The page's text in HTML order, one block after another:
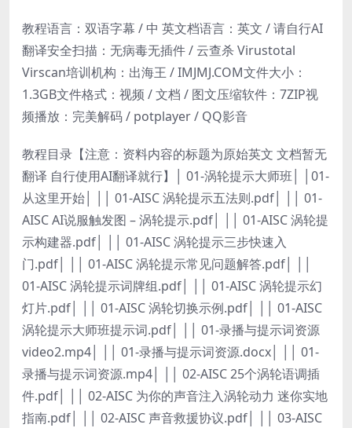
教程语言：双语字幕 / 中 英文档语言：英文 / 请自行AI
翻译安全扫描：无病毒无插件 / 云查杀 Virustotal
Virscan培训机构：出海王 / IMJMJ.COM文件大小：
1.3GB文件格式：视频 / 文档 / 图文压缩软件：7ZIP视
频播放：完美解码 / potplayer / QQ影音
教程目录【注意：资料内容的标题为原始英文 文档暂无
翻译 自行使用AI翻译就行】│ 01-涡轮提示大师班│ │01-
从这里开始│ ││ 01-AISC 涡轮提示五法则.pdf│ ││ 01-
AISC AI说服触发图 – 涡轮提示.pdf│ ││ 01-AISC 涡轮提
示构建器.pdf│ ││ 01-AISC 涡轮提示三步快速入
门.pdf│ ││ 01-AISC 涡轮提示常见问题解答.pdf│ ││
01-AISC 涡轮提示词牌组.pdf│ ││ 01-AISC 涡轮提示幻
灯片.pdf│ ││ 01-AISC 涡轮切换示例.pdf│ ││ 01-AISC
涡轮提示大师班提示词.pdf│ ││ 01-录播与提示词资源
video2.mp4│ ││ 01-录播与提示词资源.docx│ ││ 01-
录播与提示词资源.mp4│ ││ 02-AISC 25个涡轮语调插
件.pdf│ ││ 02-AISC 为你的声音注入涡轮动力 迷你实地
指南.pdf│ ││ 02-AISC 声音救援协议.pdf│ ││ 03-AISC